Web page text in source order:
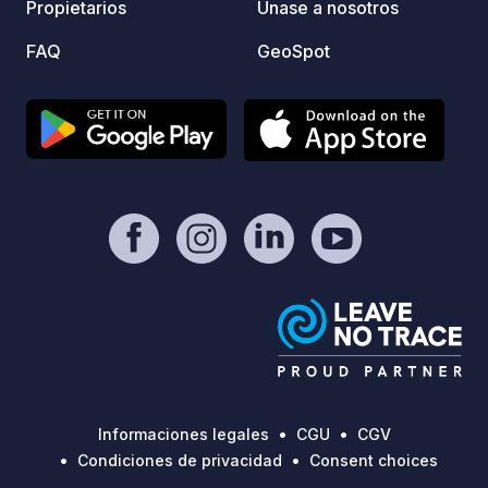
Propietarios
FAQ
Únase a nosotros
GeoSpot
Informaciones legales CGU
CGV
Condiciones de privacidad
Consent choices